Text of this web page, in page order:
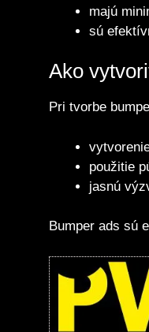
majú
sú
Ako
Pri tvorbe
použitie
jasnú
Bumper ads sú